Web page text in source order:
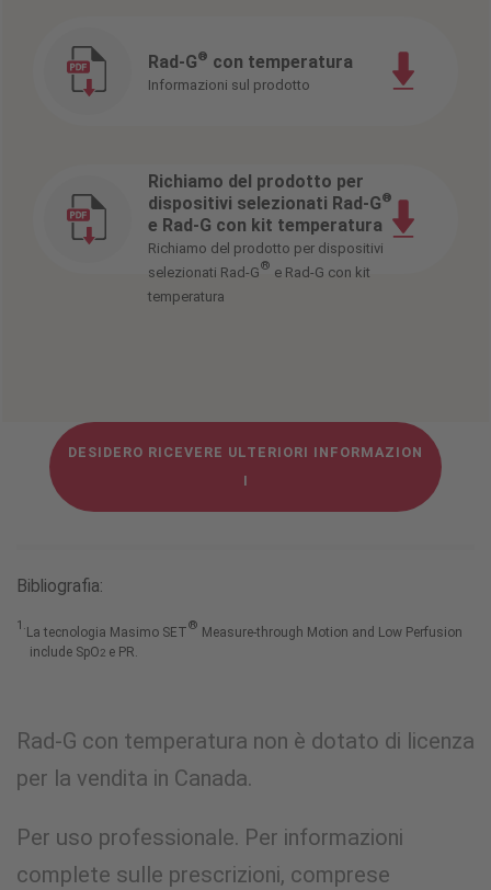
Rad-G® con temperatura
Informazioni sul prodotto
Richiamo del prodotto per
dispositivi selezionati Rad-G®
e Rad-G con kit temperatura
Richiamo del prodotto per dispositivi
selezionati Rad-G® e Rad-G con kit
temperatura
DESIDERO RICEVERE ULTERIORI INFORMAZION
I
Bibliografia:
1. La tecnologia Masimo SET® Measure-through Motion and Low Perfusion
include SpO2 e PR.
Rad-G con temperatura non è dotato di licenza
per la vendita in Canada.
Per uso professionale. Per informazioni
complete sulle prescrizioni, comprese